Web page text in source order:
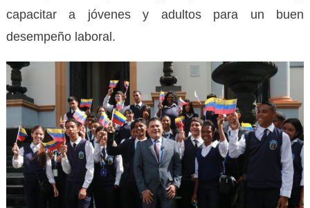
capacitar a jóvenes y adultos para un buen
desempeño laboral.